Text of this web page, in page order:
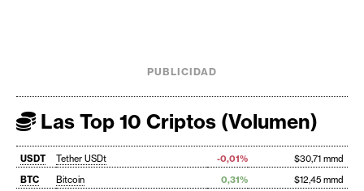
PUBLICIDAD
Las Top 10 Criptos (Volumen)
USDT Tether USDt -0,01%
$30,71 mmd
BTC
Bitcoin 0,31%
$12,45 mmd